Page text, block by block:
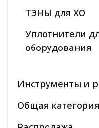
ТЭНЫ для ХО
Уплотнители
оборудования
Инструменты и
Общая категория